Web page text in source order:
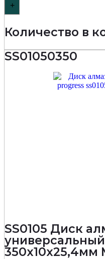
+
Количество в
SS01050350
SS0105 Диск
350х10х25,4мм